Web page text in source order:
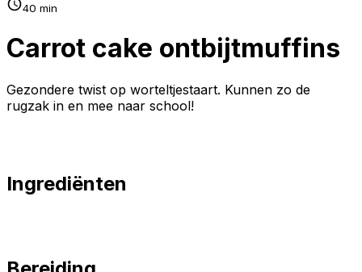
40 min
Carrot cake ontbijtmuffins
Gezondere twist op worteltjestaart. Kunnen zo de
rugzak in en mee naar school!
Ingrediënten